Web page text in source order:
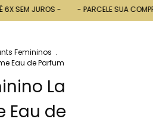
JUROS - - PARCELE SUA COMPRA
Femininos .
Eau de Parfum
La
Eau de